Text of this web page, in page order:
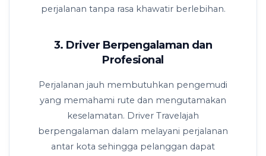
perjalanan tanpa rasa khawatir berlebihan.
3. Driver Berpengalaman dan
Profesional
Perjalanan jauh membutuhkan pengemudi
yang memahami rute dan mengutamakan
keselamatan. Driver Travelajah
berpengalaman dalam melayani perjalanan
antar kota sehingga pelanggan dapat